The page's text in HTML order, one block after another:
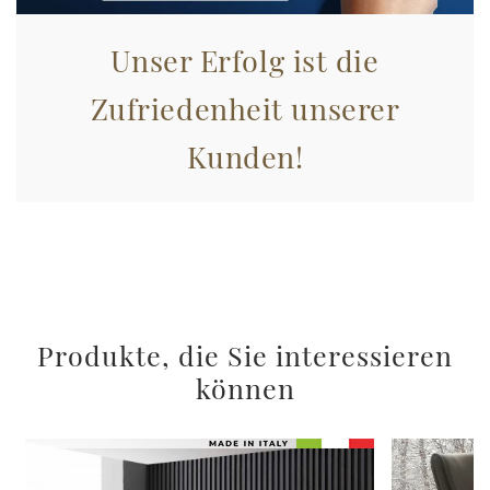
Unser Erfolg ist die
Zufriedenheit unserer
Kunden!
Produkte, die Sie interessieren
können